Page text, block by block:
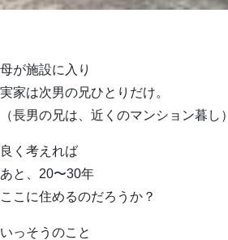
母が施設に入り
実家は次男の兄ひとりだけ。
（長男の兄は、近くのマンション暮し）
良く考えれば
あと、20〜30年
ここに住めるのだろうか？
いっそうのこと